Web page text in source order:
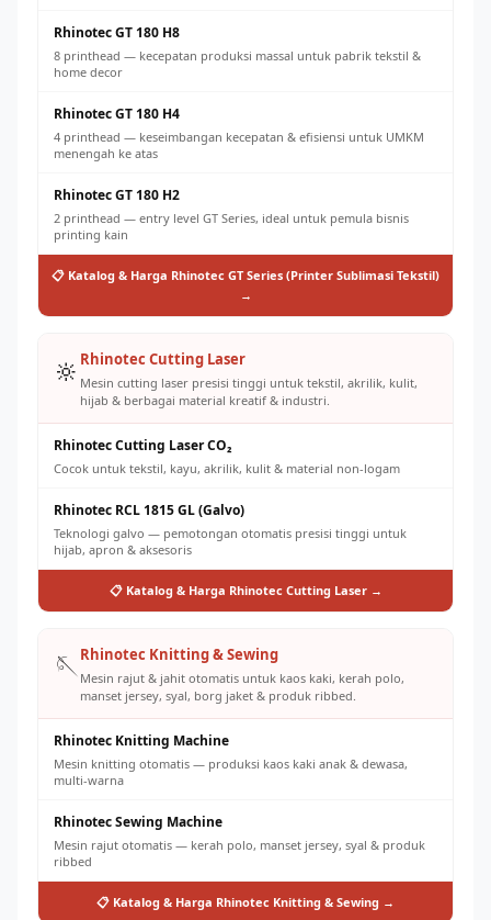
Rhinotec GT 180 H8
8 printhead — kecepatan produksi massal untuk pabrik tekstil &
home decor
Rhinotec GT 180 H4
4 printhead — keseimbangan kecepatan & efisiensi untuk UMKM
menengah ke atas
Rhinotec GT 180 H2
2 printhead — entry level GT Series, ideal untuk pemula bisnis
printing kain
📋 Katalog & Harga Rhinotec GT Series (Printer Sublimasi Tekstil)
→
🔆 Rhinotec Cutting Laser
Mesin cutting laser presisi tinggi untuk tekstil, akrilik, kulit,
hijab & berbagai material kreatif & industri.
Rhinotec Cutting Laser CO₂
Cocok untuk tekstil, kayu, akrilik, kulit & material non-logam
Rhinotec RCL 1815 GL (Galvo)
Teknologi galvo — pemotongan otomatis presisi tinggi untuk
hijab, apron & aksesoris
📋 Katalog & Harga Rhinotec Cutting Laser →
🪡Rhinotec Knitting & Sewing
Mesin rajut & jahit otomatis untuk kaos kaki, kerah polo,
manset jersey, syal, borg jaket & produk ribbed.
Rhinotec Knitting Machine
Mesin knitting otomatis — produksi kaos kaki anak & dewasa,
multi-warna
Rhinotec Sewing Machine
Mesin rajut otomatis — kerah polo, manset jersey, syal & produk
ribbed
📋 Katalog & Harga Rhinotec Knitting & Sewing →